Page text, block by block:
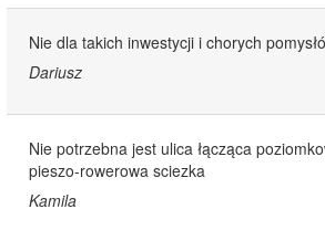
Nie dla takich inwestycji i chorych
Dariusz
Nie potrzebna jest ulica łącząca
pieszo-rowerowa sciezka
Kamila